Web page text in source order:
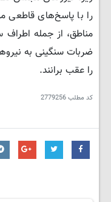
را با پاسخ‌های قاطعی
مناطق، از جمله
ضربات سنگینی به
را عقب برانند.
کد مطلب2779256